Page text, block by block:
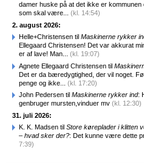
damer huske på at det ikke er kommunen
som skal være... (kl. 14:54)
2. august 2026:
Helle+Christensen til Maskinerne rykker
Ellegaard Christensen! Det var akkurat
er af lave! Man... (kl. 19:07)
Agnete Ellegaard Christensen til
Det er da bæredygtighed, der vil noget.
penge og ikke... (kl. 17:20)
John Pedersen til Maskinerne rykker ind:
genbruger mursten,vinduer mv (kl. 12:30)
31. juli 2026:
K. K. Madsen til Store køreplader i klitten
– hvad sker der?: Det kunne være dette
7:39)